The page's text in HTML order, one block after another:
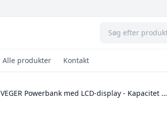
Alle produkter Kontakt
VEGER Powerbank med LCD-display - Kapacitet …